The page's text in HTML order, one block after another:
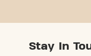
Stay In